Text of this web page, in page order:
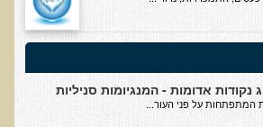
למעשה
נקודות אדומות - המנגיומות סניליות
המתפתחות על פני העור...